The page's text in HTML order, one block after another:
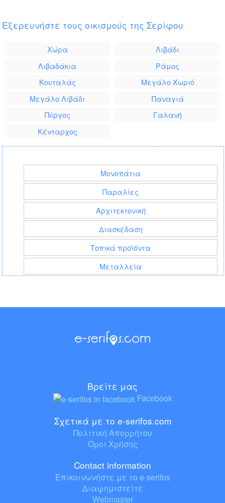
Εξερευνήστε τους οικισμούς της Σερίφου
Χώρα
Λιβάδι
Λιβαδάκια
Ράμος
Κουταλάς
Μεγάλο Χωριό
Μεγάλο Λιβάδι
Παναγιά
Πύργος
Γαλανή
Κένταρχος
Μονοπάτια
Παραλίες
Αρχιτεκτονική
Διασκέδαση
Τοπικά προϊόντα
Μεταλλεία
Βρείτε μας
Facebook
Σχετικά με το e-serifos.com
Πολιτική Απορρήτου
Όροι Χρήσης
Contact information
Επικοινωνήστε με το e-serifos
Διαφημιστείτε
Webmaster